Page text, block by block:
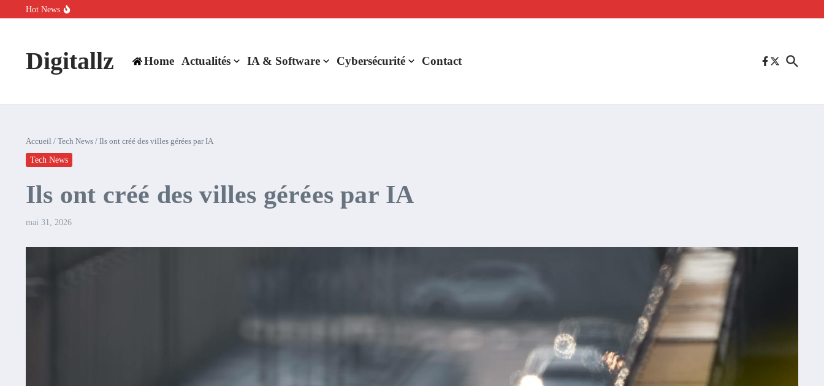
Aller au contenu
Hot News
Comment l’IA simplifie la data de caisse pour la transformer en levier de rentabilité ?
Digitallz Home Actualités IA & Software Cybersécurité Contact
Accueil / Tech News / Ils ont créé des villes gérées par IA
Tech News
Ils ont créé des villes gérées par IA
mai 31, 2026